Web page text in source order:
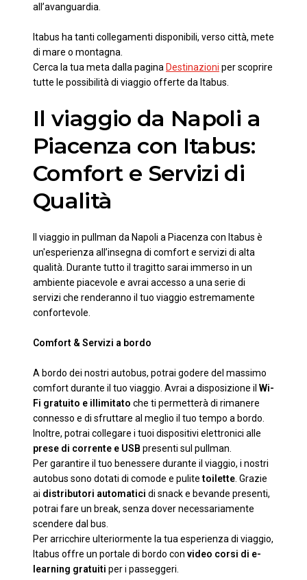
all’avanguardia.
Itabus ha tanti collegamenti disponibili, verso città, mete
di mare o montagna.
Cerca la tua meta dalla pagina Destinazioni per scoprire
tutte le possibilità di viaggio offerte da Itabus.
Il viaggio da Napoli a
Piacenza con Itabus:
Comfort e Servizi di
Qualità
Il viaggio in pullman da Napoli a Piacenza con Itabus è
un'esperienza all’insegna di comfort e servizi di alta
qualità. Durante tutto il tragitto sarai immerso in un
ambiente piacevole e avrai accesso a una serie di
servizi che renderanno il tuo viaggio estremamente
confortevole.
Comfort & Servizi a bordo
A bordo dei nostri autobus, potrai godere del massimo
comfort durante il tuo viaggio. Avrai a disposizione il Wi-
Fi gratuito e illimitato che ti permetterà di rimanere
connesso e di sfruttare al meglio il tuo tempo a bordo.
Inoltre, potrai collegare i tuoi dispositivi elettronici alle
prese di corrente e USB presenti sul pullman.
Per garantire il tuo benessere durante il viaggio, i nostri
autobus sono dotati di comode e pulitetoilette . Grazie
ai distributori automatici di snack e bevande presenti,
potrai fare un break, senza dover necessariamente
scendere dal bus.
Per arricchire ulteriormente la tua esperienza di viaggio,
Itabus offre un portale di bordo con video corsi di e-
learning gratuiti per i passeggeri.